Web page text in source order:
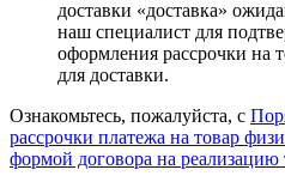
доставки «доставка»
наш специалист для
оформления рассрочки на
для доставки.
Ознакомьтесь, пожалуйста, с
рассрочки платежа на товар
формой договора на реализацию